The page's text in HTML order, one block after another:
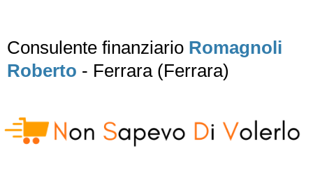
Consulente finanziario Romagnoli
Roberto - Ferrara (Ferrara)